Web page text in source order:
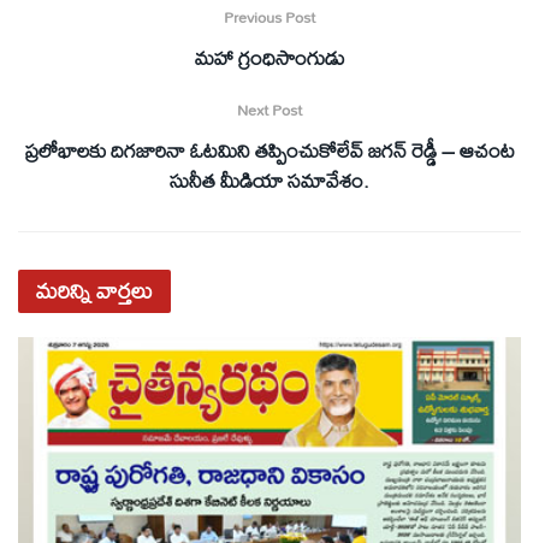
Previous Post
మహా గ్రంధిసాంగుడు
Next Post
ప్రలోభాలకు దిగజారినా ఓటమిని తప్పించుకోలేవ్ జగన్ రెడ్డీ – ఆచంట
సునీత మీడియా సమావేశం.
మరిన్నివార్తలు